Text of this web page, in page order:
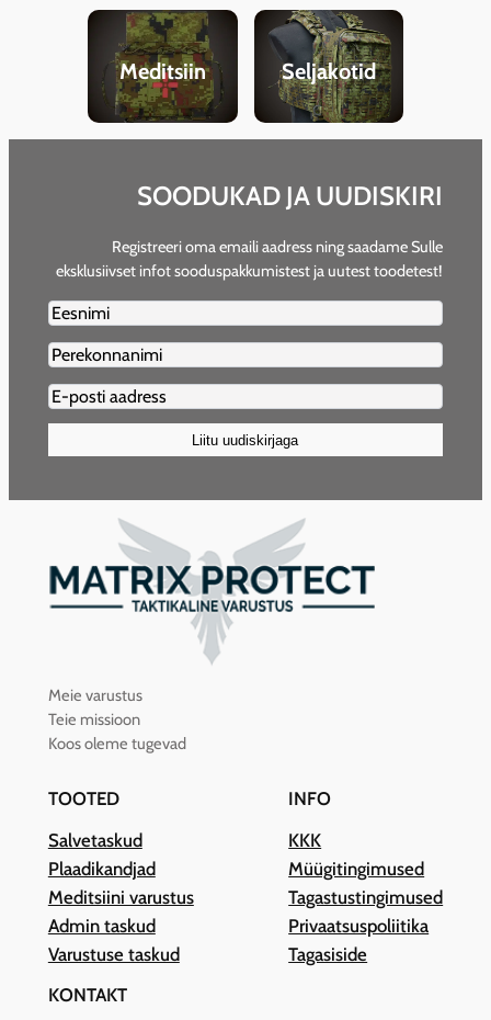
Meditsiin Seljakotid
SOODUKAD JA UUDISKIRI
Registreeri oma emaili aadress ning saadame Sulle
eksklusiivset infot sooduspakkumistest ja uutest toodetest!
Firstname2
Lastname2
Email2(Required)
Liitu uudiskirjaga
Meie varustus
Teie missioon
Koos oleme tugevad
TOOTED
Salvetaskud
Plaadikandjad
Meditsiini varustus
Admin taskud
Varustuse taskud
INFO
KKK
Müügitingimused
Tagastustingimused
Privaatsuspoliitika
Tagasiside
KONTAKT